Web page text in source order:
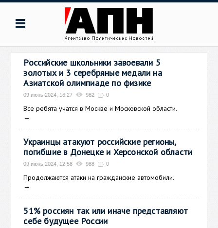
Российские школьники завоевали 5
золотых и 3 серебряные медали на
Азиатской олимпиаде по физике
09 июнь 2024, 16:27 982 0
Все ребята учатся в Москве и Московской области.
→
Украинцы атакуют российские регионы,
погибшие в Донецке и Херсонской области
09 июнь 2024, 12:58 988 0
Продолжаются атаки на гражданские автомобили.
→
51% россиян так или иначе представляют
себе будущее России